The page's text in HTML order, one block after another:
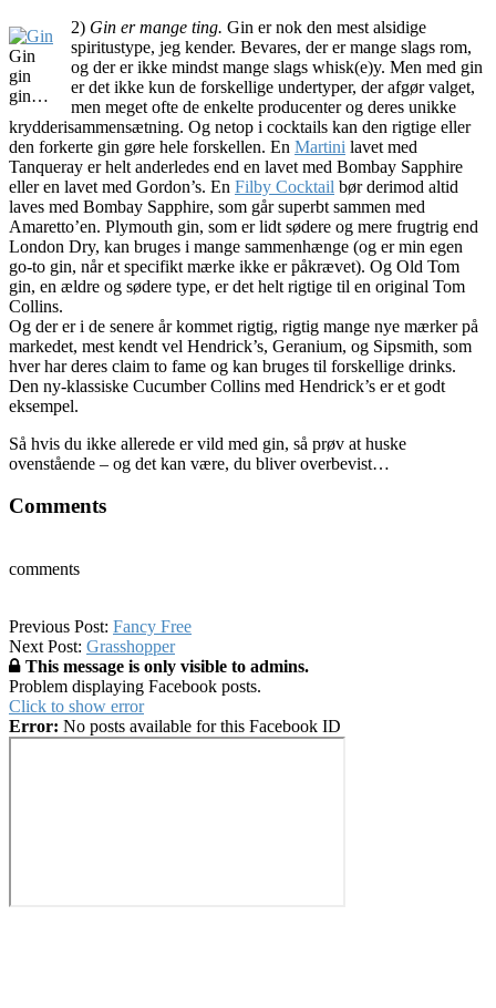
Gin
gin
gin…
2) Gin er mange ting. Gin er nok den mest alsidige
spiritustype, jeg kender. Bevares, der er mange slags rom,
og der er ikke mindst mange slags whisk(e)y. Men med gin
er det ikke kun de forskellige undertyper, der afgør valget,
men meget ofte de enkelte producenter og deres unikke
krydderisammensætning. Og netop i cocktails kan den rigtige eller
den forkerte gin gøre hele forskellen. En Martini lavet med
Tanqueray er helt anderledes end en lavet med Bombay Sapphire
eller en lavet med Gordon’s. En Filby Cocktail bør derimod altid
laves med Bombay Sapphire, som går superbt sammen med
Amaretto’en. Plymouth gin, som er lidt sødere og mere frugtrig end
London Dry, kan bruges i mange sammenhænge (og er min egen
go-to gin, når et specifikt mærke ikke er påkrævet). Og Old Tom
gin, en ældre og sødere type, er det helt rigtige til en original Tom
Collins.
Og der er i de senere år kommet rigtig, rigtig mange nye mærker på
markedet, mest kendt vel Hendrick’s, Geranium, og Sipsmith, som
hver har deres claim to fame og kan bruges til forskellige drinks.
Den ny-klassiske Cucumber Collins med Hendrick’s er et godt
eksempel.
Så hvis du ikke allerede er vild med gin, så prøv at huske
ovenstående – og det kan være, du bliver overbevist…
Comments
comments
2016-
02-
23
Previous Post: Fancy Free
Next Post: Grasshopper
This message is only visible to admins.
Problem displaying Facebook posts.
Click to show error
Error: No posts available for this Facebook ID